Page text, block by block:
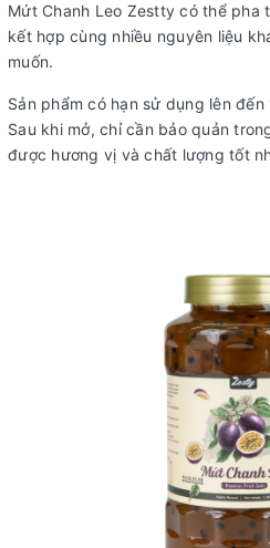
Mứt Chanh Leo Zestty có thể pha
kết hợp cùng nhiều nguyên liệu
muốn.
Sản phẩm có hạn sử dụng lên
Sau khi mở, chỉ cần bảo quản
được hương vị và chất lượng tốt